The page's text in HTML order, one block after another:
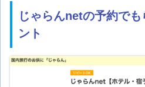
じゃらんnetの予約で
ント